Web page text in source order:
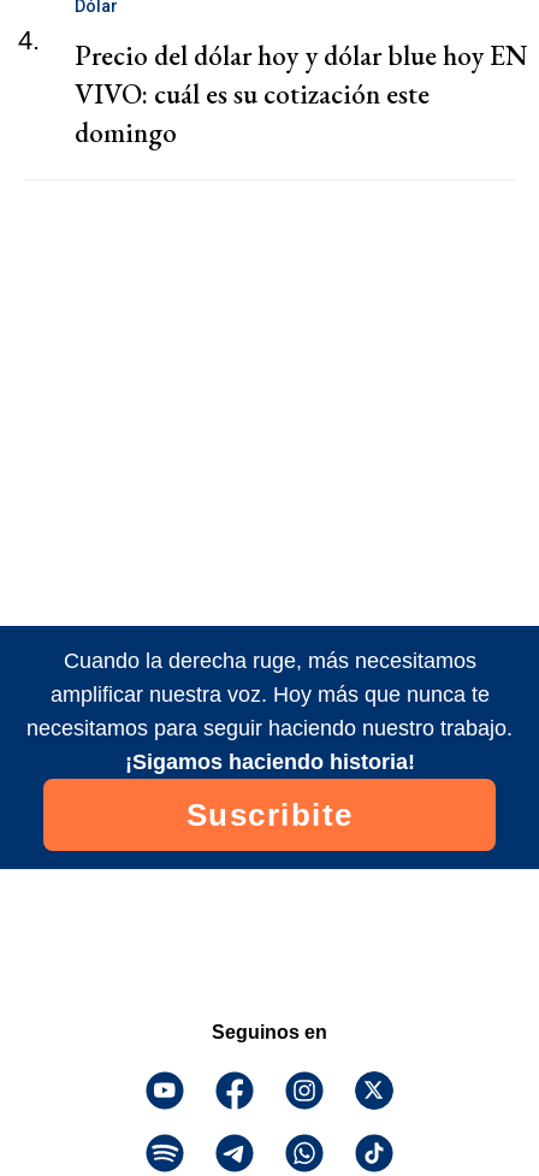
4.
Dólar
Precio del dólar hoy y dólar blue hoy EN
VIVO: cuál es su cotización este
domingo
Cuando la derecha ruge, más necesitamos
amplificar nuestra voz. Hoy más que nunca te
necesitamos para seguir haciendo nuestro trabajo.
¡Sigamos haciendo historia!
Suscribite
Seguinos en